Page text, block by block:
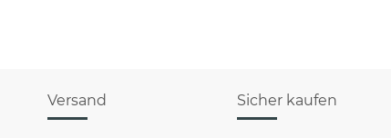
Versand Sicher kaufen